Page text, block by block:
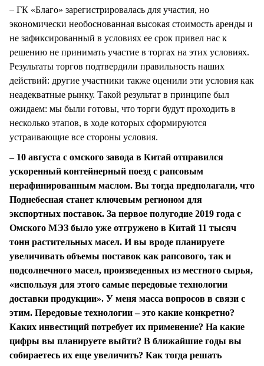
– ГК «Благо» зарегистрировалась для участия, но
экономически необоснованная высокая стоимость аренды и
не зафиксированный в условиях ее срок привел нас к
решению не принимать участие в торгах на этих условиях.
Результаты торгов подтвердили правильность наших
действий: другие участники также оценили эти условия как
неадекватные рынку. Такой результат в принципе был
ожидаем: мы были готовы, что торги будут проходить в
несколько этапов, в ходе которых сформируются
устраивающие все стороны условия.
– 10 августа с омского завода в Китай отправился
ускоренный контейнерный поезд с рапсовым
нерафинированным маслом. Вы тогда предполагали, что
Поднебесная станет ключевым регионом для
экспортных поставок. За первое полугодие 2019 года с
Омского МЭЗ было уже отгружено в Китай 11 тысяч
тонн растительных масел. И вы вроде планируете
увеличивать объемы поставок как рапсового, так и
подсолнечного масел, произведенных из местного сырья,
«используя для этого самые передовые технологии
доставки продукции». У меня масса вопросов в связи с
этим. Передовые технологии – это какие конкретно?
Каких инвестиций потребует их применение? На какие
цифры вы планируете выйти? В ближайшие годы вы
собираетесь их еще увеличить? Как тогда решать